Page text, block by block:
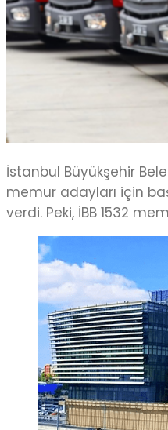
İstanbul Büyükşehir
memur adayları için
verdi. Peki, İBB 1532